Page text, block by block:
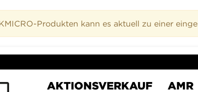
Produkten kann es aktuell zu einer
AKTIONSVERKAUF AMR